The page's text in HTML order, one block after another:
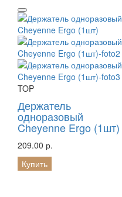
TOP
Держатель
одноразовый
Cheyenne Ergo (1шт)
209.00 р.
Купить